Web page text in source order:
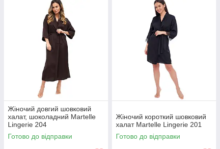
Жіночий довгий шовковий
халат, шоколадний Martelle
Lingerie 204
Готово до відправки
Жіночий короткий шовковий
халат Martelle Lingerie 201
Готово до відправки